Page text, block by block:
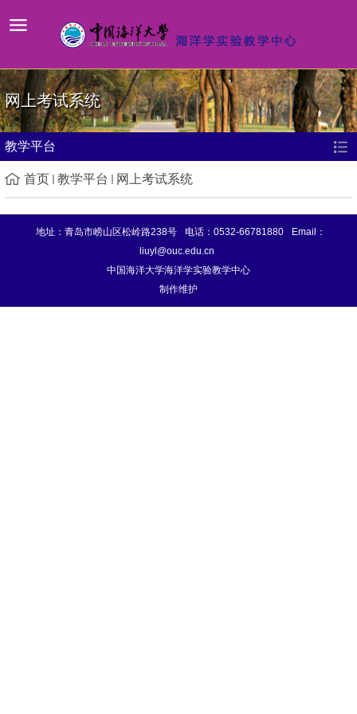
网上考试系统
教学平台
首页 教学平台 网上考试系统
地址：青岛市崂山区松岭路238号 电话：0532-66781880
Email：
liuyl@ouc.edu.cn
中国海洋大学海洋学实验教学中心
制作维护